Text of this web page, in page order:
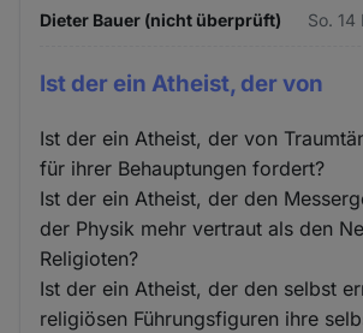
Dieter Bauer (nicht überprüft) So.
Ist der ein Atheist, der von
Ist der ein Atheist, der von
für ihrer Behauptungen fordert?
Ist der ein Atheist, der den
der Physik mehr vertraut als den
Religioten?
Ist der ein Atheist, der den selbst
religiösen Führungsfiguren ihre